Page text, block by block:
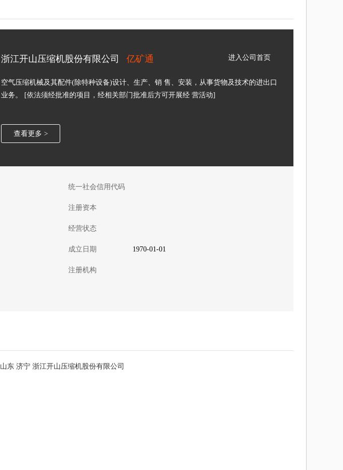
浙江开山压缩机股份有限公司 亿矿通 进入公司首页
空气压缩机械及其配件(除特种设备)设计、生产、销 售、安装，从事货物及技术的进出口
业务。 [依法须经批准的项目，经相关部门批准后方可开展经 营活动]
查看更多 >
统一社会信用代码
注册资本
经营状态
成立日期 1970-01-01
注册机构
山东 济宁 浙江开山压缩机股份有限公司